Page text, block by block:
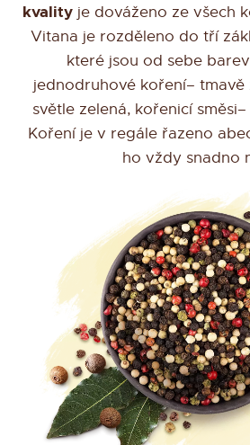
kvality je dováženo ze všech
Vitana je rozděleno do tří
které jsou od sebe
jednodruhové koření– tmavě
světle zelená, kořenicí směsi
Koření je v regále řazeno
ho vždy snadno